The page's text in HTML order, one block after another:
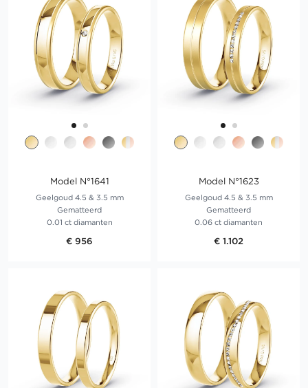
Model N°1641
Geelgoud 4.5 & 3.5 mm
Gematteerd
0.01 ct diamanten
€ 956
Model N°1623
Geelgoud 4.5 & 3.5 mm
Gematteerd
0.06 ct diamanten
€ 1.102